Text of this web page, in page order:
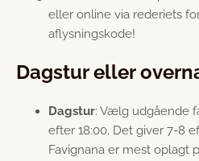
eller online via rederiets
aflysningskode!
Dagstur eller
Dagstur: Vælg udgående
efter 18:00. Det giver 7-8
Favignana er mest oplagt